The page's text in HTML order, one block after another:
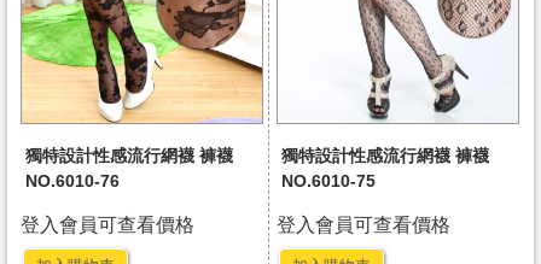
獨特設計性感流行網襪 褲襪
NO.6010-76
登入會員可查看價格
獨特設計性感流行網襪 褲襪
NO.6010-75
登入會員可查看價格